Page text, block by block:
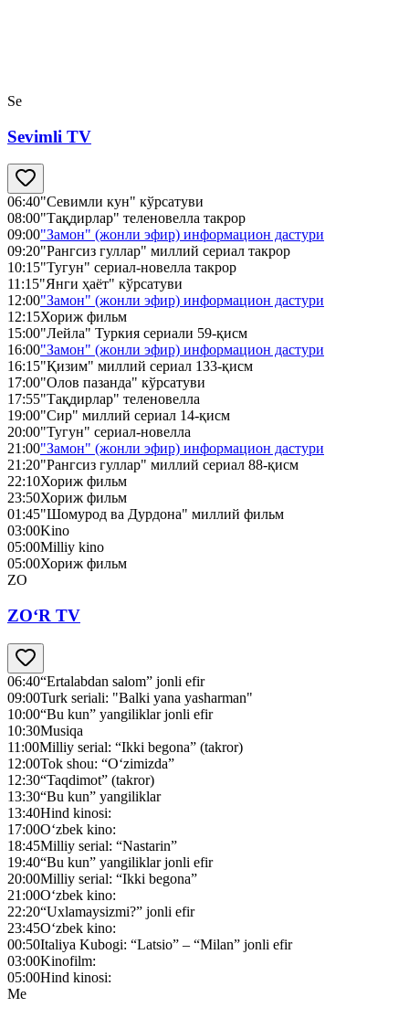
Se
Sevimli TV
06:40"Севимли кун" кўрсатуви
08:00"Тақдирлар" теленовелла такрор
09:00"Замон" (жонли эфир) информацион дастури
09:20"Рангсиз гуллар" миллий сериал такрор
10:15"Тугун" сериал-новелла такрор
11:15"Янги ҳаёт" кўрсатуви
12:00"Замон" (жонли эфир) информацион дастури
12:15Хориж фильм
15:00"Лейла" Туркия сериали 59-қисм
16:00"Замон" (жонли эфир) информацион дастури
16:15"Қизим" миллий сериал 133-қисм
17:00"Олов пазанда" кўрсатуви
17:55"Тақдирлар" теленовелла
19:00"Сир" миллий сериал 14-қисм
20:00"Тугун" сериал-новелла
21:00"Замон" (жонли эфир) информацион дастури
21:20"Рангсиз гуллар" миллий сериал 88-қисм
22:10Хориж фильм
23:50Хориж фильм
01:45"Шомурод ва Дурдона" миллий фильм
03:00Kino
05:00Milliy kino
05:00Хориж фильм
ZO
ZO‘R TV
06:40“Ertalabdan salom” jonli efir
09:00Turk seriali: "Balki yana yasharman"
10:00“Bu kun” yangiliklar jonli efir
10:30Musiqa
11:00Milliy serial: “Ikki begona” (takror)
12:00Tok shou: “O‘zimizda”
12:30“Taqdimot” (takror)
13:30“Bu kun” yangiliklar
13:40Hind kinosi:
17:00O‘zbek kino:
18:45Milliy serial: “Nastarin”
19:40“Bu kun” yangiliklar jonli efir
20:00Milliy serial: “Ikki begona”
21:00O‘zbek kino:
22:20“Uxlamaysizmi?” jonli efir
23:45O‘zbek kino:
00:50Italiya Kubogi: “Latsio” – “Milan” jonli efir
03:00Kinofilm:
05:00Hind kinosi:
Me